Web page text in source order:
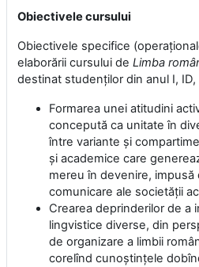
Obiectivele cursului
Obiectivele specifice
elaborării cursului de Limba
destinat studenților din anul I,
Formarea unei atitudini
concepută ca unitate în
între variante şi
şi academice care
mereu în devenire, impusă
comunicare ale societăţii
Crearea deprinderilor de a
lingvistice diverse, din
de organizare a limbii
corelînd cunoştinţele